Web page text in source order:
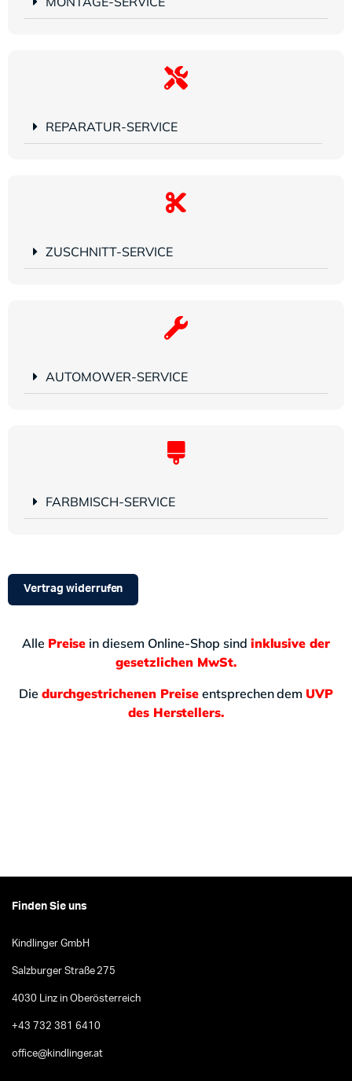
REPARATUR-SERVICE
ZUSCHNITT-SERVICE
AUTOMOWER-SERVICE
FARBMISCH-SERVICE
Vertrag widerrufen
Alle Preise in diesem Online-Shop sind inklusive der
gesetzlichen MwSt.
Die durchgestrichenen Preiseentsprechen dem UVP
des Herstellers.
Finden Sie uns
Kindlinger GmbH
Salzburger Straße 275
4030 Linz in Oberösterreich
+43 732 381 6410
office@kindlinger.at